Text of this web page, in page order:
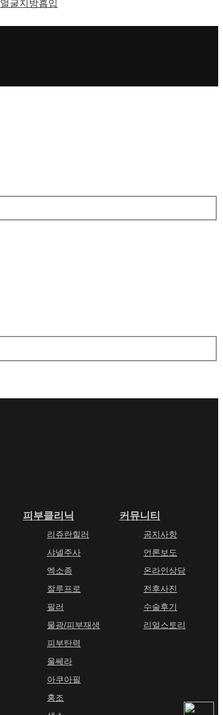
얼굴지방흡입
피부클리닉
리쥬란힐러
샤넬주사
엑소좀
잘루프로
필러
물광/피부재생
피부탄력
울쎄라
아쿠아필
홍조
커뮤니티
공지사항
언론보도
온라인상담
전후사진
수술후기
리얼스토리